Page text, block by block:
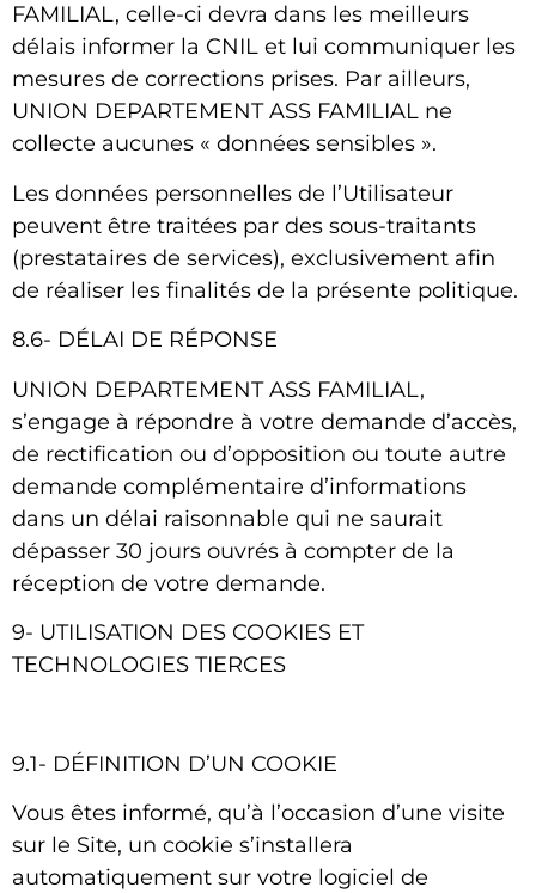
FAMILIAL, celle-ci devra dans les meilleurs
délais informer la CNIL et lui communiquer les
mesures de corrections prises. Par ailleurs,
UNION DEPARTEMENT ASS FAMILIAL ne
collecte aucunes « données sensibles ».
Les données personnelles de l’Utilisateur
peuvent être traitées par des sous-traitants
(prestataires de services), exclusivement afin
de réaliser les finalités de la présente politique.
8.6- DÉLAI DE RÉPONSE
UNION DEPARTEMENT ASS FAMILIAL,
s’engage à répondre à votre demande d’accès,
de rectification ou d’opposition ou toute autre
demande complémentaire d’informations
dans un délai raisonnable qui ne saurait
dépasser 30 jours ouvrés à compter de la
réception de votre demande.
9- UTILISATION DES COOKIES ET
TECHNOLOGIES TIERCES
9.1- DÉFINITION D’UN COOKIE
Vous êtes informé, qu’à l’occasion d’une visite
sur le Site, un cookie s’installera
automatiquement sur votre logiciel de